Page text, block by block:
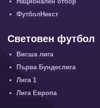
ФутболНекст
Световен футбол
Висша лига
Първа Бундеслига
Лига 1
Лига Европа